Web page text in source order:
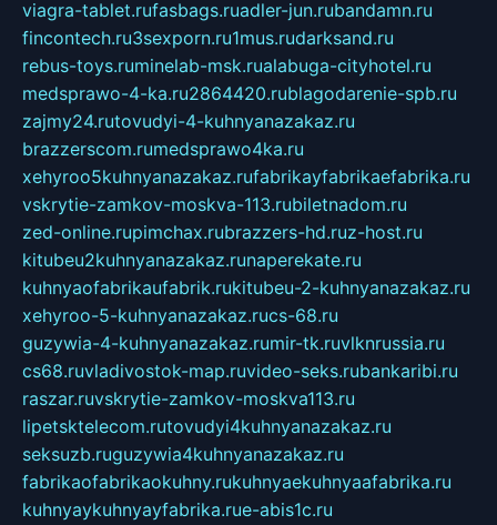
viagra-tablet.rufasbags.ruadler-jun.rubandamn.ru
fincontech.ru3sexporn.ru1mus.rudarksand.ru
rebus-toys.ruminelab-msk.rualabuga-cityhotel.ru
medsprawo-4-ka.ru2864420.rublagodarenie-spb.ru
zajmy24.rutovudyi-4-kuhnyanazakaz.ru
brazzerscom.rumedsprawo4ka.ru
xehyroo5kuhnyanazakaz.rufabrikayfabrikaefabrika.ru
vskrytie-zamkov-moskva-113.rubiletnadom.ru
zed-online.rupimchax.rubrazzers-hd.ruz-host.ru
kitubeu2kuhnyanazakaz.runaperekate.ru
kuhnyaofabrikaufabrik.rukitubeu-2-kuhnyanazakaz.ru
xehyroo-5-kuhnyanazakaz.rucs-68.ru
guzywia-4-kuhnyanazakaz.rumir-tk.ruvlknrussia.ru
cs68.ruvladivostok-map.ruvideo-seks.rubankaribi.ru
raszar.ruvskrytie-zamkov-moskva113.ru
lipetsktelecom.rutovudyi4kuhnyanazakaz.ru
seksuzb.ruguzywia4kuhnyanazakaz.ru
fabrikaofabrikaokuhny.rukuhnyaekuhnyaafabrika.ru
kuhnyaykuhnyayfabrika.rue-abis1c.ru